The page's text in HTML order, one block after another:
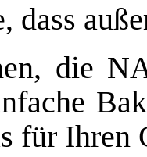
dass
die
für Ihren